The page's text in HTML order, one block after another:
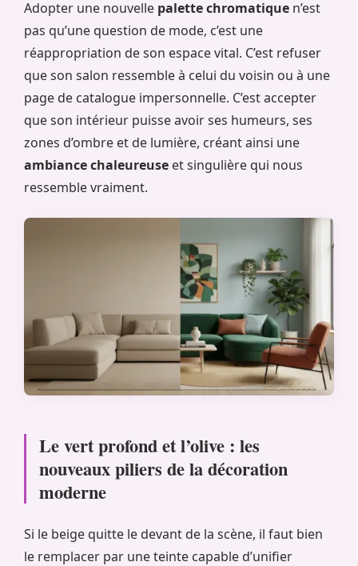
Adopter une nouvelle palette chromatique n’est
pas qu’une question de mode, c’est une
réappropriation de son espace vital. C’est refuser
que son salon ressemble à celui du voisin ou à une
page de catalogue impersonnelle. C’est accepter
que son intérieur puisse avoir ses humeurs, ses
zones d’ombre et de lumière, créant ainsi une
ambiance chaleureuse et singulière qui nous
ressemble vraiment.
Le vert profond et l’olive : les
nouveaux piliers de la décoration
moderne
Si le beige quitte le devant de la scène, il faut bien
le remplacer par une teinte capable d’unifier